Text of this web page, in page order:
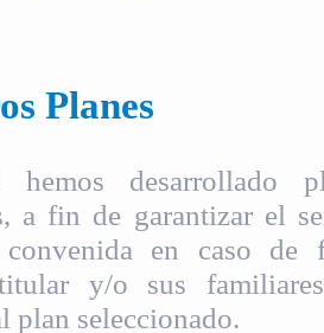
Planes
desarrollado
a fin de garantizar el
en caso de
y/o sus
plan seleccionado.